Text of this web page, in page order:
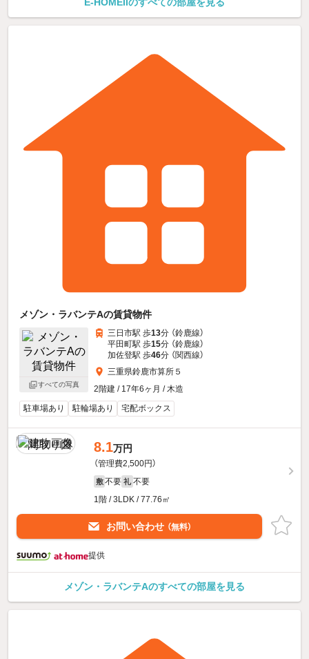
メゾン・ラバンテAの賃貸物件
すべての写真
三日市駅 歩13分 （鈴鹿線）
平田町駅 歩15分 （鈴鹿線）
加佐登駅 歩46分 （関西線）
三重県鈴鹿市算所５
2階建 / 17年6ヶ月 / 木造
駐車場あり
駐輪場あり 宅配ボックス
8.1万円
（管理費2,500円）
敷 不要 礼 不要
1階 / 3LDK / 77.76㎡
お問い合わせ （無料）
提供
メゾン・ラバンテAのすべての部屋を見る